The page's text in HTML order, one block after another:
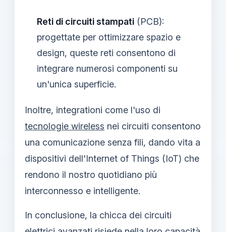
Reti di circuiti stampati (PCB):
progettate per ottimizzare spazio e
design, queste reti consentono di
integrare numerosi componenti su
un'unica superficie.
Inoltre, integrationi come l'uso di
tecnologie wireless nei circuiti consentono
una comunicazione senza fili, dando vita a
dispositivi dell'Internet of Things (IoT) che
rendono il nostro quotidiano più
interconnesso e intelligente.
In conclusione, la chicca dei circuiti